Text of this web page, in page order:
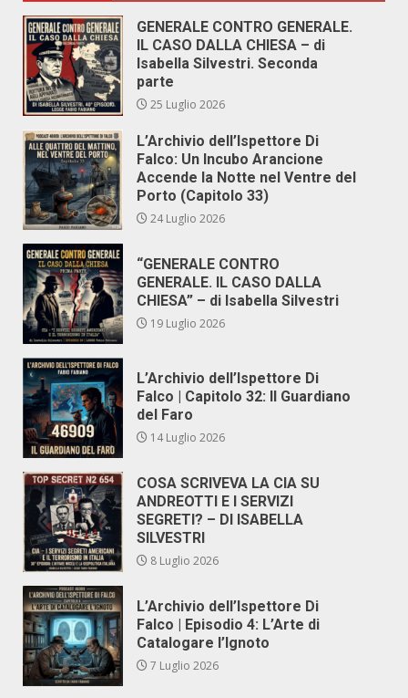
GENERALE CONTRO GENERALE.
IL CASO DALLA CHIESA – di
Isabella Silvestri. Seconda
parte
25 Luglio 2026
L’Archivio dell’Ispettore Di
Falco: Un Incubo Arancione
Accende la Notte nel Ventre del
Porto (Capitolo 33)
24 Luglio 2026
“GENERALE CONTRO
GENERALE. IL CASO DALLA
CHIESA” – di Isabella Silvestri
19 Luglio 2026
L’Archivio dell’Ispettore Di
Falco | Capitolo 32: Il Guardiano
del Faro
14 Luglio 2026
COSA SCRIVEVA LA CIA SU
ANDREOTTI E I SERVIZI
SEGRETI? – DI ISABELLA
SILVESTRI
8 Luglio 2026
L’Archivio dell’Ispettore Di
Falco | Episodio 4: L’Arte di
Catalogare l’Ignoto
7 Luglio 2026